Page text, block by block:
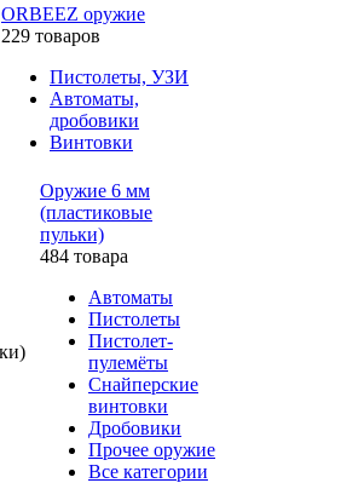
ORBEEZ оружие
229 товаров
Пистолеты, УЗИ
Автоматы,
дробовики
Винтовки
Оружие 6 мм
(пластиковые
пульки)
484 товара
Автоматы
Пистолеты
Пистолет-
пулемёты
Снайперские
винтовки
Дробовики
Прочее оружие
Все категории